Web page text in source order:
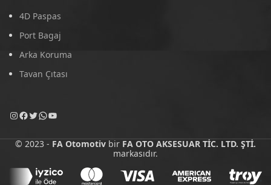
4D Paspas
Port Bagaj
Arka Koruma
Tavan Çıtası
© 2023 - FA Otomotiv bir FA OTO AKSESUAR TİC. LTD. ŞTİ.
markasıdır.